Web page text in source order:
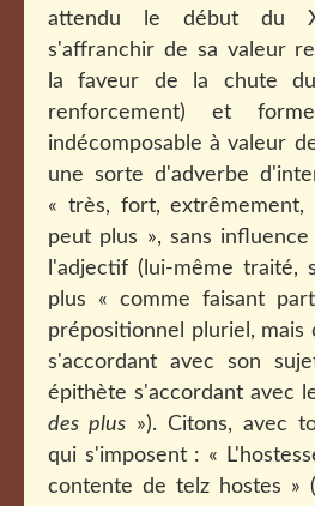
attendu le début du
s'affranchir de sa valeur
la faveur de la chute
renforcement) et
indécomposable à valeur
une sorte d'adverbe
« très, fort,
peut plus », sans
l'adjectif (lui-même traité,
plus « comme faisant
prépositionnel pluriel,
s'accordant avec son
épithète s'accordant avec
des plus »). Citons, avec
qui s'imposent : «
contente de telz hostes »